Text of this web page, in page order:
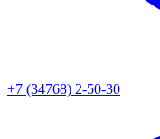
+7 (34768) 2-50-30